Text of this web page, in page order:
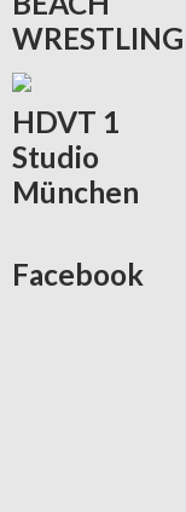
WRESTLING
HDVT 1
Studio
München
Facebook